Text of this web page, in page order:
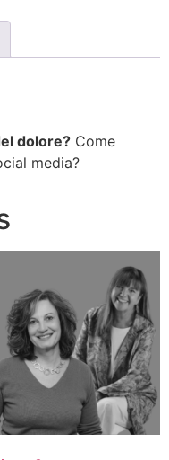
dolore? Come
media?